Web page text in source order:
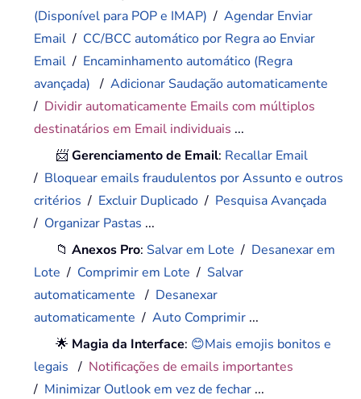
(Disponível para POP e IMAP) /Agendar Enviar
Email / CC/BCC automático por Regra ao Enviar
Email / Encaminhamento automático (Regra
avançada) /Adicionar Saudação automaticamente
/ Dividir automaticamente Emails com múltiplos
destinatários em Email individuais ...
📨Gerenciamento de Email: Recallar Email
/ Bloquear emails fraudulentos por Assunto e outros
critérios / Excluir Duplicado / Pesquisa Avançada
/ Organizar Pastas ...
📁Anexos Pro: Salvar em Lote / Desanexar em
Lote / Comprimir em Lote / Salvar
automaticamente / Desanexar
automaticamente /Auto Comprimir ...
🌟 Magia da Interface: 😊Mais emojis bonitos e
legais / Notificações de emails importantes
/ Minimizar Outlook em vez de fechar ...